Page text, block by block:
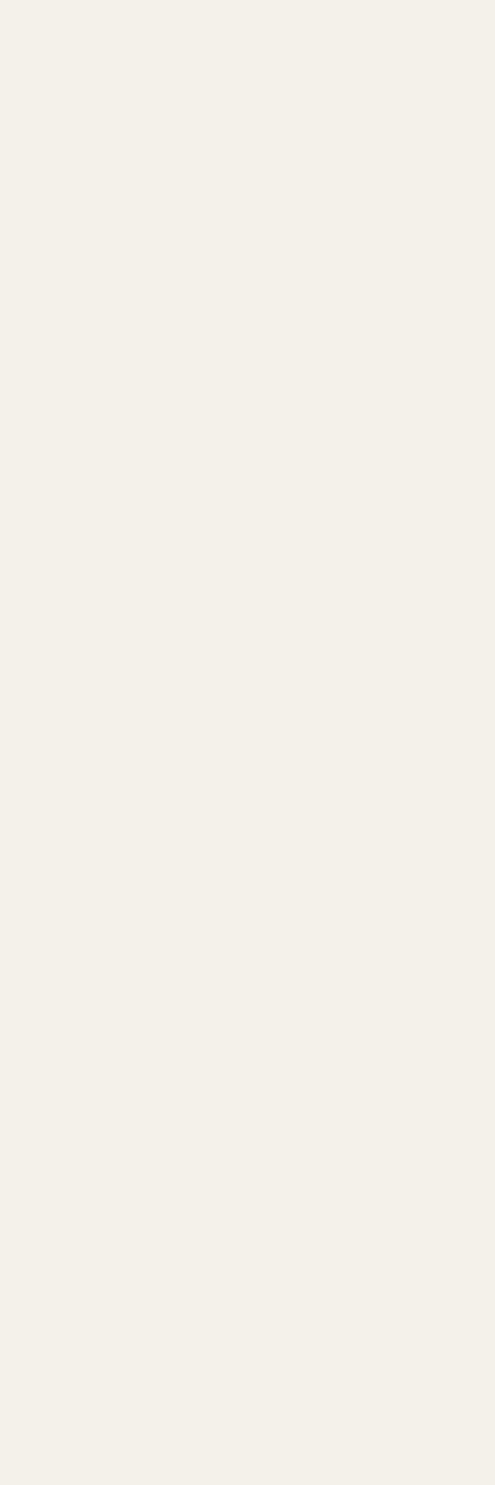
بغرامة مساوية لقيمة ما أحدثه من ضرر بأموال الحكومة أو مصالحها على ألا
القضايا التي تختص بها محاكم أمن الدولة،
قانون العقوبات ما ورد بها من جرائم
البعض الآخر الوارد في الأوامر العسكرية التي
فقط في الظروف الاستثنائية التي دعت إلى إعلان
المرافق بتعديل بعض أحكام قانون العقوبات
تلك الأوامر التي لا تزال سارية، وذلك بالقدر
أو رجال الضبط أو أي إنسان يكلف بخدمة عمومية
أو عصي أو آلات أو أدوات أخرى، باعتبار ذلك ظرفاً
التي تنشئها الحكومة أو الهيئات أو
المتعلقة بالمواصلات التليفونية والتلغرافية
المملوكة لمرافق توليد أو توصيل التيار
أو المعدة للاستعمال في عمليات المياه
تقع على أسلحة أو سفن أو طائرات أو مهمات أو منشآت أو غير ذلك
لها عقوبة الأشغال الشاقة المؤقتة إذا وقعت في زمن